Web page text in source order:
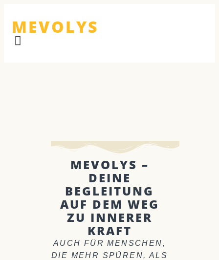
MEVOLYS
MEVOLYS –
DEINE
BEGLEITUNG
AUF DEM WEG
ZU INNERER
KRAFT
AUCH FÜR MENSCHEN,
DIE MEHR SPÜREN, ALS